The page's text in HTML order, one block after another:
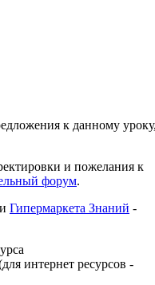
к данному
и пожелания к
форум.
Гипермаркета Знаний -
интернет ресурсов -